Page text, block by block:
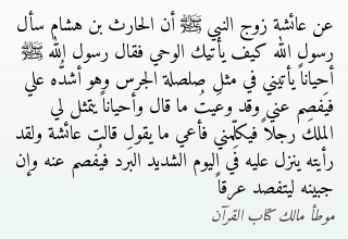
عن عائشة زوج النبي ﷺ أن الحارث بن هشام سأل
رسول الله كيف يأتيك الوحي فقال رسول الله ﷺ
أحياناً يأتيني في مثل صلصلة الجرس وهو أشدُّه علي
فيَفصِم عني وقد وعَيتُ ما قال وأحياناً يتمثل لي
الملك رجلاً فيكلِّمني فأعي ما يقول قالت عائشة ولقد
رأيته ينزل عليه في اليوم الشديد البَرد فيُفصم عنه وإن
جبينه ليتفصد عرقاً
موطأ مالك كتاب القرآن